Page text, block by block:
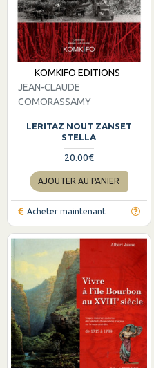
KOMKIFO EDITIONS
JEAN-CLAUDE
COMORASSAMY
LERITAZ NOUT ZANSET
STELLA
20.00€
AJOUTER AU PANIER
Acheter maintenant